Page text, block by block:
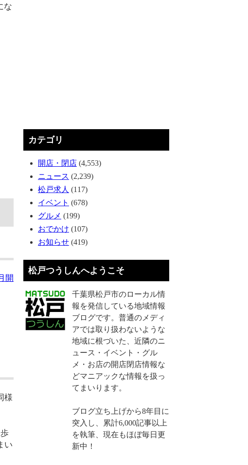
な
開
様
い
カテゴリ
開店・閉店 (4,553)
ニュース (2,239)
松戸求人 (117)
イベント (678)
グルメ (199)
おでかけ (107)
お知らせ (419)
松戸つうしんへようこそ
千葉県松戸市のローカル情
報を発信している地域情報
ブログです。普通のメディ
アでは取り扱わないような
地域に根づいた、近隣のニ
ュース・イベント・グル
メ・お店の開店閉店情報な
どマニアックな情報を扱っ
てまいります。
ブログ立ち上げから8年目に
突入し、累計6,000記事以上
を執筆、現在もほぼ毎日更
新中！